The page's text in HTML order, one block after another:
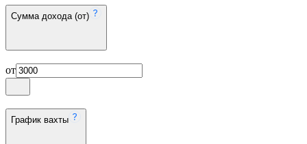
Сумма дохода (от)
от
График вахты